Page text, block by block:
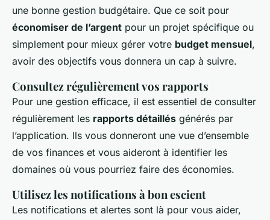
une bonne gestion budgétaire. Que ce soit pour
économiser de l’argent pour un projet spécifique ou
simplement pour mieux gérer votre budget mensuel,
avoir des objectifs vous donnera un cap à suivre.
Consultez régulièrement vos rapports
Pour une gestion efficace, il est essentiel de consulter
régulièrement les rapports détaillés générés par
l’application. Ils vous donneront une vue d’ensemble
de vos finances et vous aideront à identifier les
domaines où vous pourriez faire des économies.
Utilisez les notifications à bon escient
Les notifications et alertes sont là pour vous aider,